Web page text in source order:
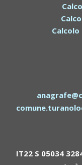
IT22 S 05034